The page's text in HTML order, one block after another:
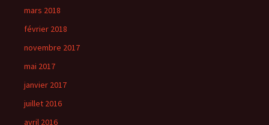
mars 2018
février 2018
novembre 2017
mai 2017
janvier 2017
juillet 2016
avril 2016